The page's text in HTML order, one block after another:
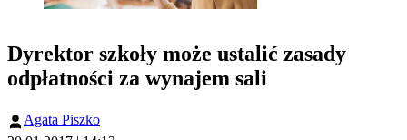
Dyrektor szkoły może ustalić zasady
odpłatności za wynajem sali
Agata Piszko